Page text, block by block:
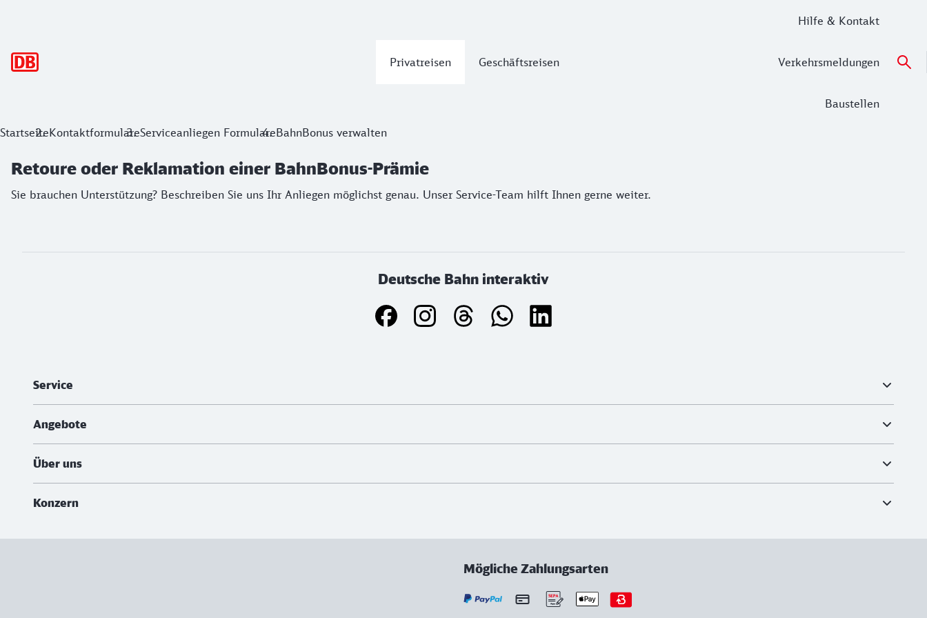
Privatreisen Geschäftsreisen
Hilfe & Kontakt
Verkehrsmeldungen
Baustellen
Retoure oder Reklamation einer BahnBonus-Prämie
StartseiteKontaktformulareServiceanliegen FormulareBahnBonus verwalten
Retoure oder Reklamation einer BahnBonus-Prämie
Sie brauchen Unterstützung? Beschreiben Sie uns Ihr Anliegen möglichst genau. Unser Service-Team hilft Ihnen gerne weiter.
Deutsche Bahn interaktiv
Service
Angebote
Über uns
Konzern
Mögliche Zahlungsarten